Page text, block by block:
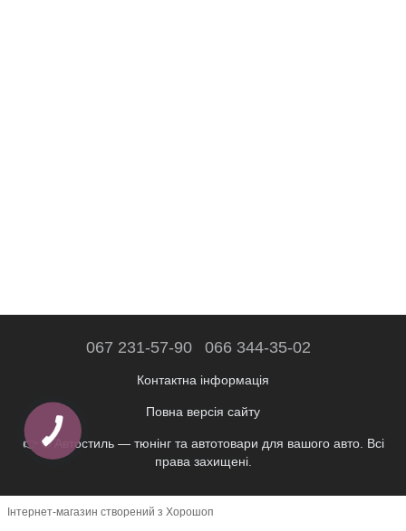
067 231-57-90 066 344-35-02
Контактна інформація
Повна версія сайту
👉 © Автостиль — тюнінг та автотовари для вашого авто. Всі
права захищені.
Інтернет-магазин створений з Хорошоп